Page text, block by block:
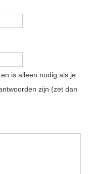
is alleen nodig als je
zijn (zet dan